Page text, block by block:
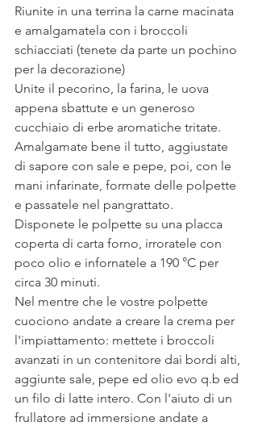
Riunite in una terrina la carne macinata
e amalgamatela con i broccoli
schiacciati (tenete da parte un pochino
per la decorazione)
Unite il pecorino, la farina, le uova
appena sbattute e un generoso
cucchiaio di erbe aromatiche tritate.
Amalgamate bene il tutto, aggiustate
di sapore con sale e pepe, poi, con le
mani infarinate, formate delle polpette
e passatele nel pangrattato.
Disponete le polpette su una placca
coperta di carta forno, irroratele con
poco olio e infornatele a 190 °C per
circa 30 minuti.
Nel mentre che le vostre polpette
cuociono andate a creare la crema per
l'impiattamento: mettete i broccoli
avanzati in un contenitore dai bordi alti,
aggiunte sale, pepe ed olio evo q.b ed
un filo di latte intero. Con l'aiuto di un
frullatore ad immersione andate a